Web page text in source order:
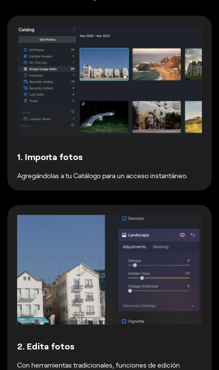
1. Importa fotos
Agregándolas a tu Catálogo para un acceso instantáneo.
2. Edita fotos
Con herramientas tradicionales, funciones de edición